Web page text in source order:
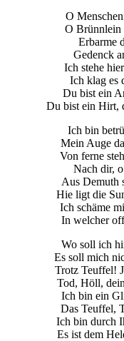
O
O Brünnlein
Erbarme
Gedenck
Ich stehe
Ich klag es
Du bist ein
Du bist ein Hirt,
Ich bin
Mein Auge
Von ferne
Nach dir,
Aus Demuth
Hie ligt die
Ich schäme
In welcher
Wo soll ich
Es soll mich
Trotz Teuffel!
Tod, Höll,
Ich bin ein
Das Teuffel,
Ich bin durch
Es ist dem